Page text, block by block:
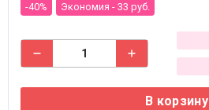
-40% Экономия - 33 руб.
В корзину